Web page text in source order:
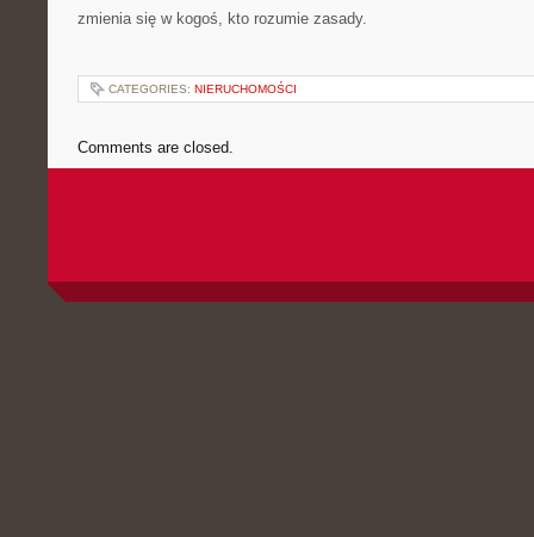
zmienia się w kogoś, kto rozumie zasady.
CATEGORIES: NIERUCHOMOŚCI
Comments are closed.